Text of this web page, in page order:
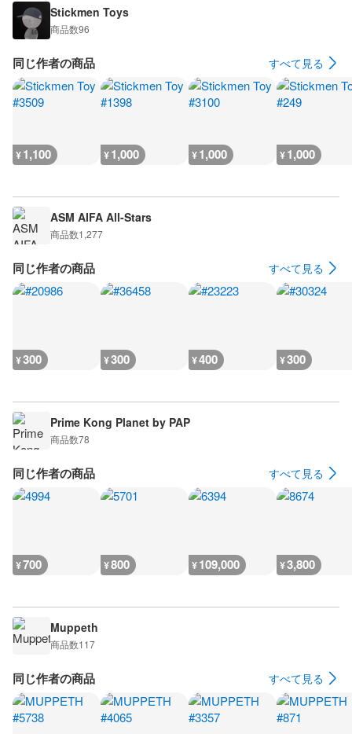
Stickmen Toys
商品数96
同じ作者の商品 すべて見る
¥1,100 ¥1,000 ¥1,000 ¥1,000
ASM AIFA All-Stars
商品数1,277
同じ作者の商品 すべて見る
¥300 ¥300 ¥400 ¥300
Prime Kong Planet by PAP
商品数78
同じ作者の商品 すべて見る
¥700 ¥800 ¥109,000 ¥3,800
Muppeth
商品数117
同じ作者の商品 すべて見る